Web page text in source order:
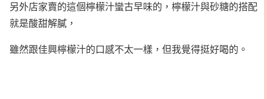
另外店家賣的這個檸檬汁蠻古早味的，檸檬汁與砂糖的搭配
就是酸甜解膩，
雖然跟佳興檸檬汁的口感不太一樣，但我覺得挺好喝的。